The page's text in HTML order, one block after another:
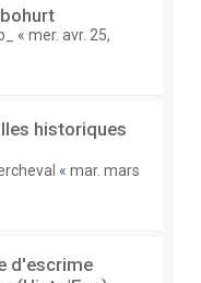
« mer. avr. 25,
historiques
« mar. mars
d'escrime